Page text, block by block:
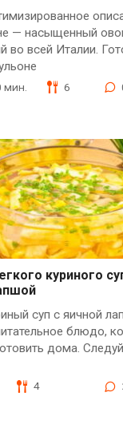
— насыщенный
во всей Италии.
мин. 6
куриного
суп с яичной
блюдо,
дома.
4